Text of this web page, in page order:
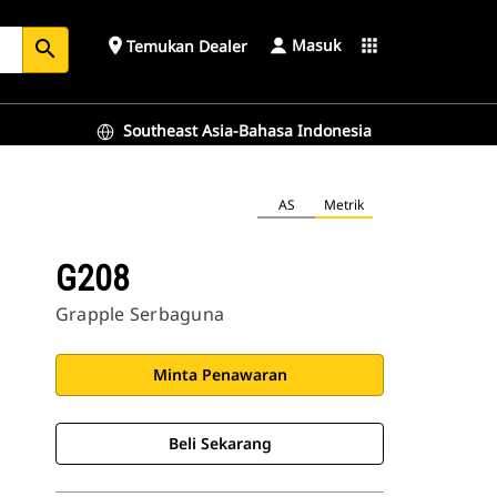
search place Temukan Dealer Masuk apps
Southeast Asia-Bahasa Indonesia
AS Metrik
G208
Grapple Serbaguna
Minta Penawaran
Beli Sekarang